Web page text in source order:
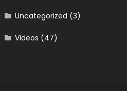
Uncategorized (3)
Videos (47)